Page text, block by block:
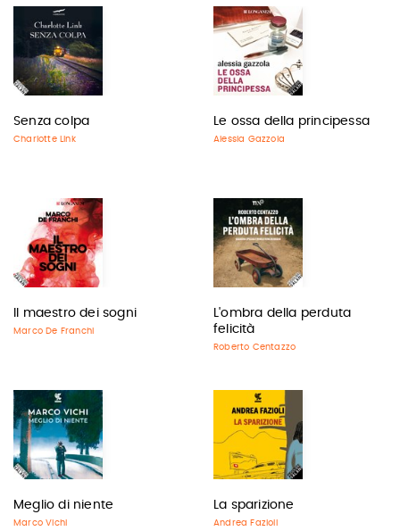
Senza colpa
Charlotte Link
Le ossa della principessa
Alessia Gazzola
Il maestro dei sogni
Marco De Franchi
L'ombra della perduta
felicità
Roberto Centazzo
Meglio di niente
Marco Vichi
La sparizione
Andrea Fazioli